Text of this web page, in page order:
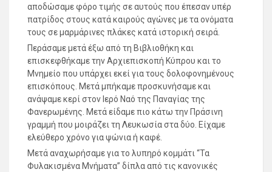
αποδώσαμε φόρο τιμής σε αυτούς που έπεσαν υπέρ
πατρίδος στους κατά καιρούς αγώνες με τα ονόματα
τους σε μαρμάρινες πλάκες κατά ιστορική σειρά.
Περάσαμε μετά έξω από τη Βιβλιοθήκη και
επισκεφθήκαμε την Αρχιεπισκοπή Κύπρου και το
Μνημείο που υπάρχει εκεί για τους δολοφονημένους
επισκόπους. Μετά μπήκαμε προσκυνήσαμε και
ανάψαμε κερί στον Ιερό Ναό της Παναγίας της
Φανερωμένης. Μετά είδαμε πιο κάτω την Πράσινη
γραμμή που μοιράζει τη Λευκωσία στα δύο. Είχαμε
ελεύθερο χρόνο για ψώνια ή καφέ.
Μετά αναχωρήσαμε για το λυπηρό κομμάτι “Τα
Φυλακισμένα Μνήματα” δίπλα από τις κανονικές